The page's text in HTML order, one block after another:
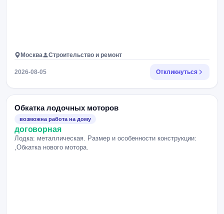
Москва Строительство и ремонт
2026-08-05 Откликнуться
Обкатка лодочных моторов
возможна работа на дому
договорная
Лодка: металлическая. Размер и особенности конструкции:
,Обкатка нового мотора.